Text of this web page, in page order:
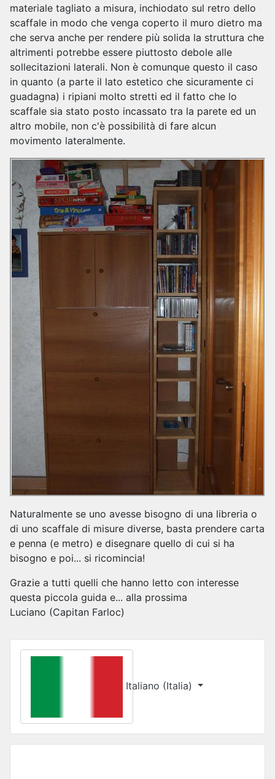
Seleziona la tua lingua
Italiano (Italia)
materiale tagliato a misura, inchiodato sul retro dello
scaffale in modo che venga coperto il muro dietro ma
che serva anche per rendere più solida la struttura che
altrimenti potrebbe essere piuttosto debole alle
sollecitazioni laterali. Non è comunque questo il caso
in quanto (a parte il lato estetico che sicuramente ci
guadagna) i ripiani molto stretti ed il fatto che lo
scaffale sia stato posto incassato tra la parete ed un
altro mobile, non c'è possibilità di fare alcun
movimento lateralmente.
Naturalmente se uno avesse bisogno di una libreria o
di uno scaffale di misure diverse, basta prendere carta
e penna (e metro) e disegnare quello di cui si ha
bisogno e poi... si ricomincia!
Grazie a tutti quelli che hanno letto con interesse
questa piccola guida e... alla prossima
Luciano (Capitan Farloc)